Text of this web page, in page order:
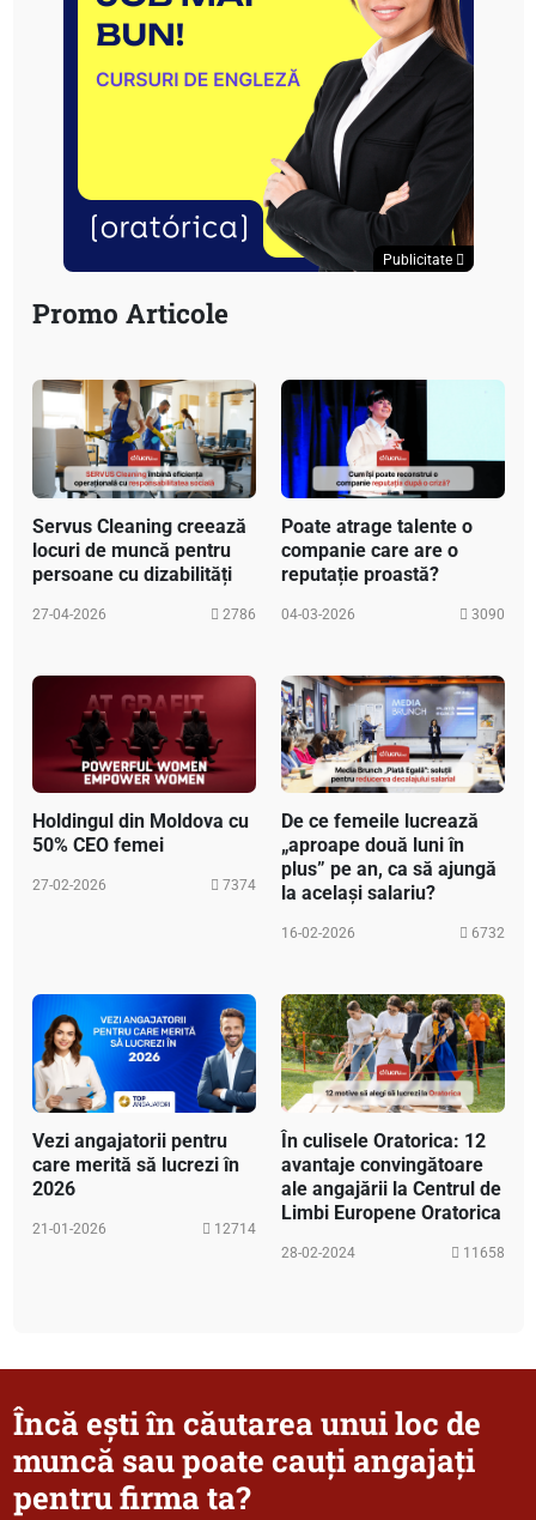
Publicitate
Promo Articole
Servus Cleaning creează
locuri de muncă pentru
persoane cu dizabilități
27-04-2026 2786
Poate atrage talente o
companie care are o
reputație proastă?
04-03-2026 3090
Holdingul din Moldova cu
50% CEO femei
27-02-2026 7374
De ce femeile lucrează
„aproape două luni în
plus” pe an, ca să ajungă
la același salariu?
16-02-2026 6732
Vezi angajatorii pentru
care merită să lucrezi în
2026
21-01-2026 12714
În culisele Oratorica: 12
avantaje convingătoare
ale angajării la Centrul de
Limbi Europene Oratorica
28-02-2024 11658
Încă ești în căutarea unui loc de
muncă sau poate cauți angajați
pentru firma ta?